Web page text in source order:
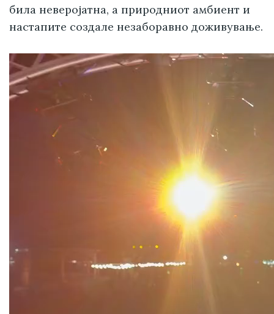
била неверојатна, а природниот амбиент и
настапите создале незаборавно доживување.